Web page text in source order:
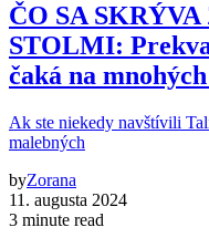
ČO SA
STOLMI:
čaká na
Ak ste niekedy navštívili
malebných
byZorana
11. augusta 2024
3 minute read